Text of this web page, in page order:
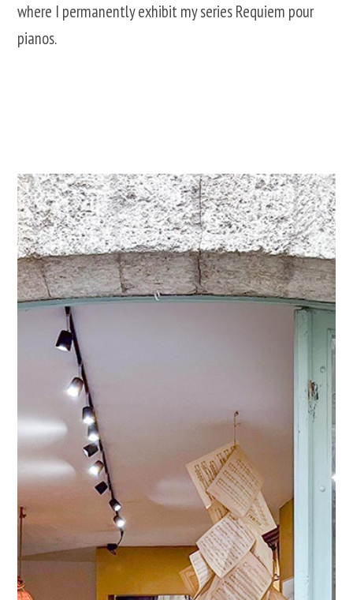
where I permanently exhibit my series Requiem pour
pianos.